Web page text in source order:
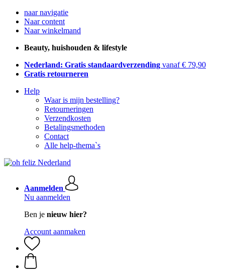
naar navigatie
Naar content
Naar winkelmand
Beauty, huishouden & lifestyle
Nederland: Gratis standaardverzending vanaf € 79,90
Gratis retourneren
Help
Waar is mijn bestelling?
Retourneringen
Verzendkosten
Betalingsmethoden
Contact
Alle help-thema`s
Aanmelden
Nu aanmelden
Ben je nieuw hier?
Account aanmaken